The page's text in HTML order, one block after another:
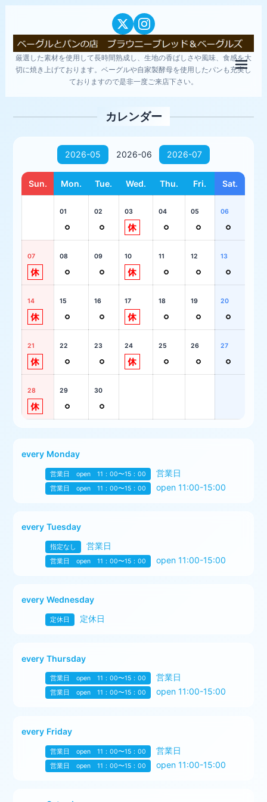
厳選した素材を使用して長時間熟成し、生地の香ばしさや風味、食感を大
切に焼き上げております。ベーグルや自家製酵母を使用したパンも充実し
ておりますので是非一度ご来店下さい。
メ
カレンダー
2026-05 2026-06 2026-07
Sun. Mon. Tue. Wed. Thu. Fri. Sat.
01 02 03 04 05 06
07 08 09 10 11 12 13
14 15 16 17 18 19 20
21 22 23 24 25 26 27
28 29 30
every Monday
営業日 open 11：00〜15：00 営業日
営業日 open 11：00〜15：00 open 11:00-15:00
every Tuesday
指定なし 営業日
営業日 open 11：00〜15：00 open 11:00-15:00
every Wednesday
定休日 定休日
every Thursday
営業日 open 11：00〜15：00 営業日
営業日 open 11：00〜15：00 open 11:00-15:00
every Friday
営業日 open 11：00〜15：00 営業日
営業日 open 11：00〜15：00 open 11:00-15:00